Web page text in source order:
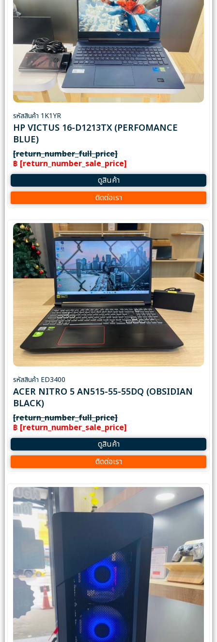
รหัสสินค้า 1K1YR
HP VICTUS 16-D1213TX (PERFOMANCE
BLUE)
[return_number_full_price]
฿ [return_number_sale_price]
ดูสินค้า
ติดต่อเรา
รหัสสินค้า ED3400
ACER NITRO 5 AN515-55-55DQ (OBSIDIAN
BLACK)
[return_number_full_price]
฿ [return_number_sale_price]
ดูสินค้า
ติดต่อเรา